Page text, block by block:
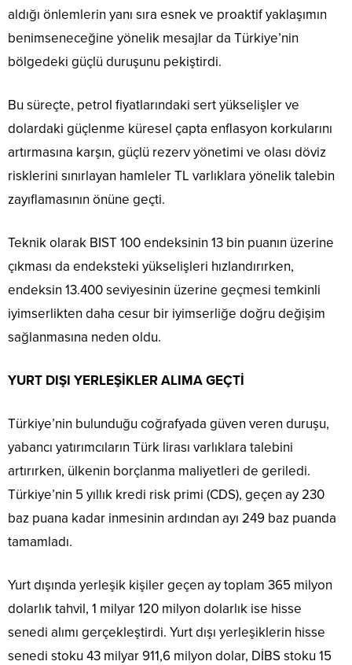
aldığı önlemlerin yanı sıra esnek ve proaktif yaklaşımın
benimseneceğine yönelik mesajlar da Türkiye’nin
bölgedeki güçlü duruşunu pekiştirdi.
Bu süreçte, petrol fiyatlarındaki sert yükselişler ve
dolardaki güçlenme küresel çapta enflasyon korkularını
artırmasına karşın, güçlü rezerv yönetimi ve olası döviz
risklerini sınırlayan hamleler TL varlıklara yönelik talebin
zayıflamasının önüne geçti.
Teknik olarak BIST 100 endeksinin 13 bin puanın üzerine
çıkması da endeksteki yükselişleri hızlandırırken,
endeksin 13.400 seviyesinin üzerine geçmesi temkinli
iyimserlikten daha cesur bir iyimserliğe doğru değişim
sağlanmasına neden oldu.
YURT DIŞI YERLEŞİKLER ALIMA GEÇTİ
Türkiye’nin bulunduğu coğrafyada güven veren duruşu,
yabancı yatırımcıların Türk lirası varlıklara talebini
artırırken, ülkenin borçlanma maliyetleri de geriledi.
Türkiye’nin 5 yıllık kredi risk primi (CDS), geçen ay 230
baz puana kadar inmesinin ardından ayı 249 baz puanda
tamamladı.
Yurt dışında yerleşik kişiler geçen ay toplam 365 milyon
dolarlık tahvil, 1 milyar 120 milyon dolarlık ise hisse
senedi alımı gerçekleştirdi. Yurt dışı yerleşiklerin hisse
senedi stoku 43 milyar 911,6 milyon dolar, DİBS stoku 15